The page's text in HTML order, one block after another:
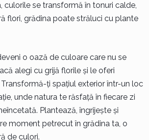
culorile se transformă în tonuri calde,
flori, grădina poate străluci cu plante
o oază de culoare care nu se
alegi cu grijă florile și le oferi
Transformă-ți spațiul exterior într-un loc
unde natura te răsfață în fiecare zi
Plantează, îngrijeşte și
moment petrecut în grădina ta, o
de culori.